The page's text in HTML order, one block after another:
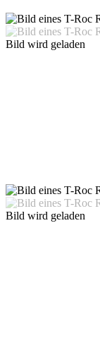
Bild wird geladen
Bild wird geladen